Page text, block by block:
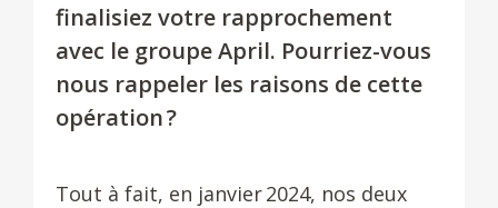
finalisiez votre rapprochement
avec le groupe April. Pourriez-vous
nous rappeler les raisons de cette
opération ?
Tout à fait, en janvier 2024, nos deux